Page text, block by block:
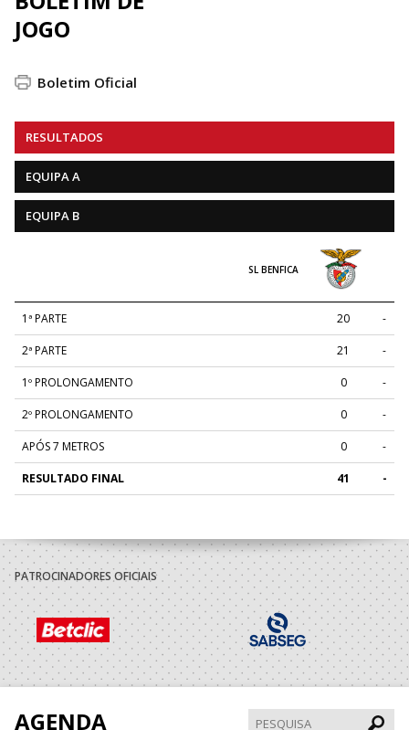
JOGO
Boletim Oficial
RESULTADOS
EQUIPA A
EQUIPA B
SL BENFICA
1ª PARTE 20 -
2ª PARTE 21 -
1º PROLONGAMENTO 0 -
2º PROLONGAMENTO 0 -
APÓS 7 METROS 0 -
RESULTADO FINAL 41 -
PATROCINADORES OFICIAIS
AGENDA